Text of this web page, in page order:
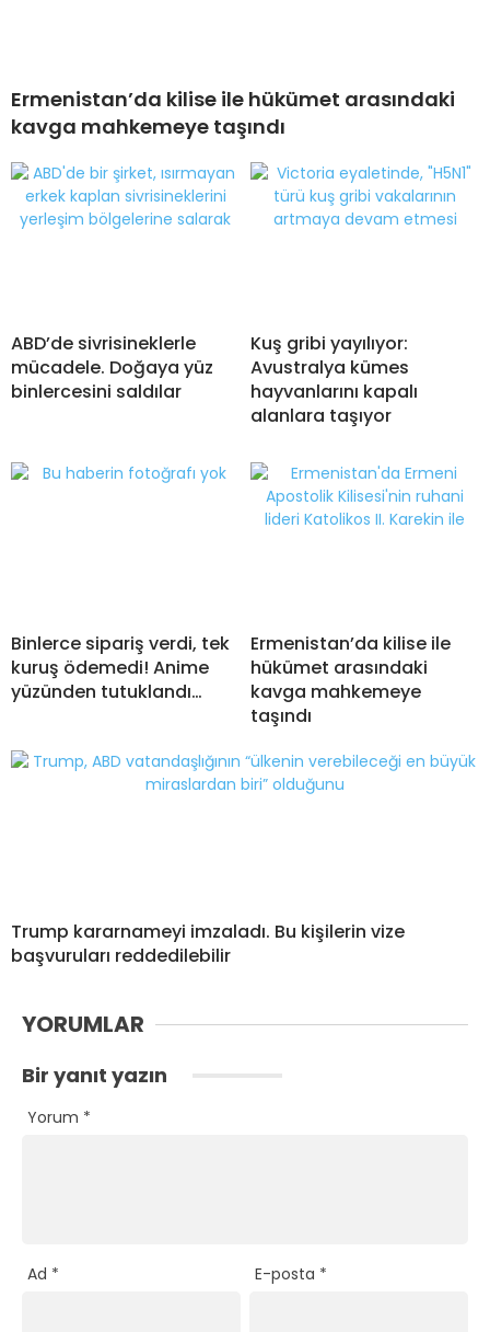
Ermenistan’da kilise ile hükümet arasındaki
kavga mahkemeye taşındı
ABD’de sivrisineklerle
mücadele. Doğaya yüz
binlercesini saldılar
Kuş gribi yayılıyor:
Avustralya kümes
hayvanlarını kapalı
alanlara taşıyor
Binlerce sipariş verdi, tek
kuruş ödemedi! Anime
yüzünden tutuklandı…
Ermenistan’da kilise ile
hükümet arasındaki
kavga mahkemeye
taşındı
Trump kararnameyi imzaladı. Bu kişilerin vize
başvuruları reddedilebilir
YORUMLAR
Bir yanıt yazın
Yorum *
Ad * E-posta *